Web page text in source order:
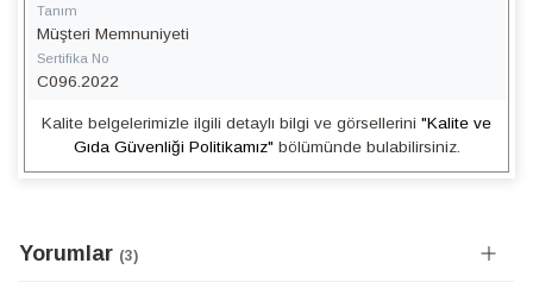
Tanım
Müşteri Memnuniyeti
Sertifika No
C096.2022
Kalite belgelerimizle ilgili detaylı bilgi ve görsellerini "Kalite ve
Gıda Güvenliği Politikamız" bölümünde bulabilirsiniz.
Yorumlar 3